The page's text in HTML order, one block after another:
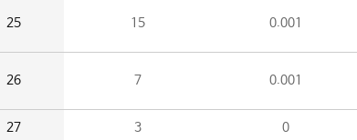
25 15 0.001
26 7 0.001
27 3 0